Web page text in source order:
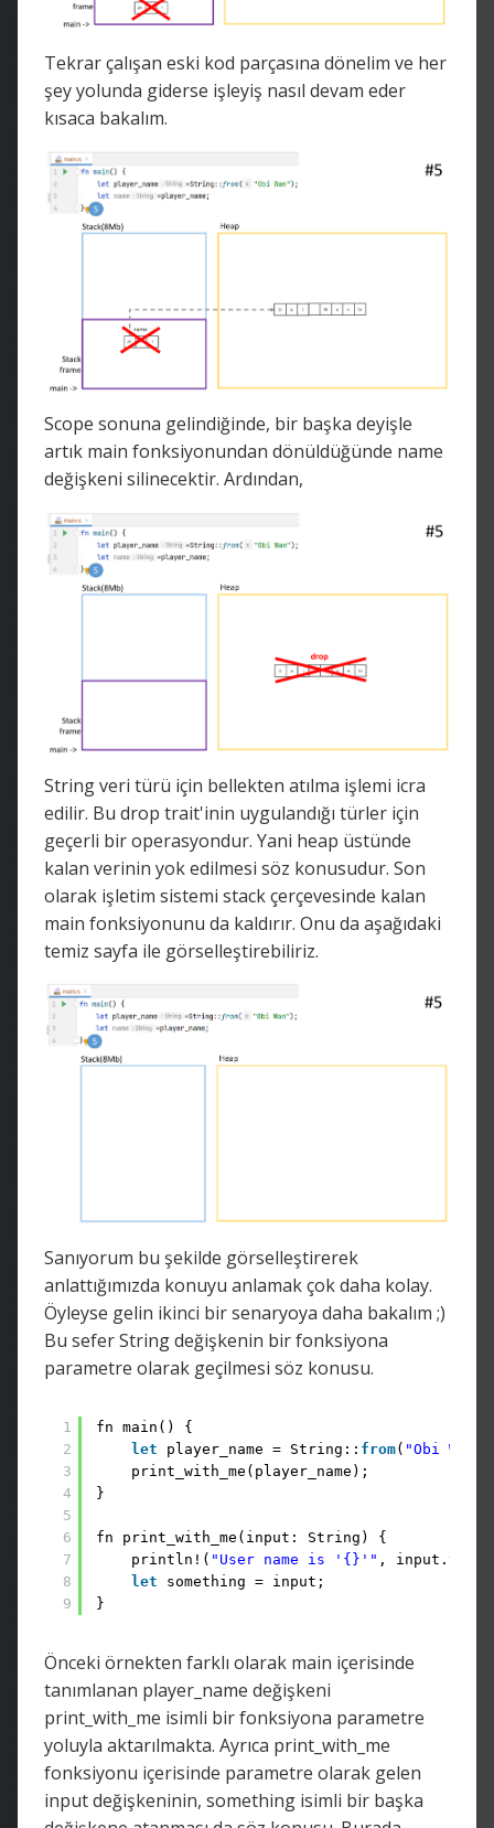
Tekrar çalışan eski kod parçasına dönelim ve her
şey yolunda giderse işleyiş nasıl devam eder
kısaca bakalım.
Scope sonuna gelindiğinde, bir başka deyişle
artık main fonksiyonundan dönüldüğünde name
değişkeni silinecektir. Ardından,
String veri türü için bellekten atılma işlemi icra
edilir. Bu drop trait'inin uygulandığı türler için
geçerli bir operasyondur. Yani heap üstünde
kalan verinin yok edilmesi söz konusudur. Son
olarak işletim sistemi stack çerçevesinde kalan
main fonksiyonunu da kaldırır. Onu da aşağıdaki
temiz sayfa ile görselleştirebiliriz.
Sanıyorum bu şekilde görselleştirerek
anlattığımızda konuyu anlamak çok daha kolay.
Öyleyse gelin ikinci bir senaryoya daha bakalım ;)
Bu sefer String değişkenin bir fonksiyona
parametre olarak geçilmesi söz konusu.
1
2
3
4
5
6
7
8
9
fn main() {
let
player_name = String:: from( "Obi Wan"
print_with_me(player_name);
}
fn print_with_me(input: String) {
println!( "User name is '{}'" ,
let
something = input;
}
Önceki örnekten farklı olarak main içerisinde
tanımlanan player_name değişkeni
print_with_me isimli bir fonksiyona parametre
yoluyla aktarılmakta. Ayrıca print_with_me
fonksiyonu içerisinde parametre olarak gelen
input değişkeninin, something isimli bir başka